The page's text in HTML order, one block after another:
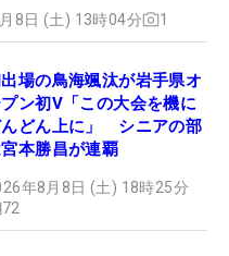
8日 (土) 13時04分 1
場の鳥海颯汰が岩手県オ
ン初V「この大会を機に
んどん上に」 シニアの部
本勝昌が連覇
年8月8日 (土) 18時25分
72